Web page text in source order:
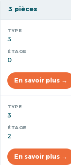
3 pièces
3
0
En savoir plus →
3
2
En savoir plus →